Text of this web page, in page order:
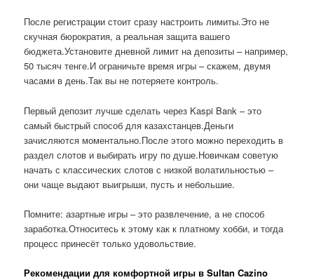
После регистрации стоит сразу настроить лимиты.Это не
скучная бюрократия, а реальная защита вашего
бюджета.Установите дневной лимит на депозиты – например,
50 тысяч тенге.И ограничьте время игры – скажем, двумя
часами в день.Так вы не потеряете контроль.
Первый депозит лучше сделать через Kaspi Bank – это
самый быстрый способ для казахстанцев.Деньги
зачисляются моментально.После этого можно переходить в
раздел слотов и выбирать игру по душе.Новичкам советую
начать с классических слотов с низкой волатильностью –
они чаще выдают выигрыши, пусть и небольшие.
Помните: азартные игры – это развлечение, а не способ
заработка.Относитесь к этому как к платному хобби, и тогда
процесс принесёт только удовольствие.
Рекомендации для комфортной игры в Sultan Cazino